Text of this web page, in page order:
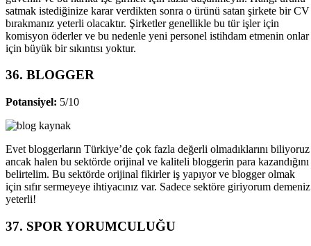
satmak istediğinize karar verdikten sonra o ürünü satan şirkete bir CV
bırakmanız yeterli olacaktır. Şirketler genellikle bu tür işler için
komisyon öderler ve bu nedenle yeni personel istihdam etmenin onlar
için büyük bir sıkıntısı yoktur.
36. BLOGGER
Potansiyel: 5/10
Evet bloggerların Türkiye’de çok fazla değerli olmadıklarını biliyoruz
ancak halen bu sektörde orijinal ve kaliteli bloggerin para kazandığını
belirtelim. Bu sektörde orijinal fikirler iş yapıyor ve blogger olmak
için sıfır sermeyeye ihtiyacınız var. Sadece sektöre giriyorum demeniz
yeterli!
37. SPOR YORUMCULUĞU